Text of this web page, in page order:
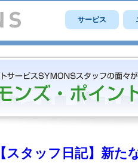
サービス
【スタッフ日記】新た